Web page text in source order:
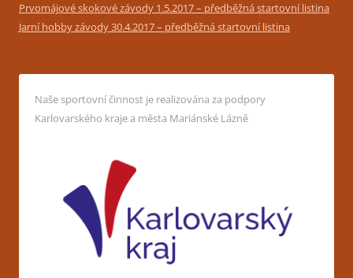
Prvomájové skokové závody 1.5.2017 – předběžná startovní listina
Jarní hobby závody 30.4.2017 – předběžná startovní listina
Naše sportovní činnost je realizována za podpory
Karlovarského kraje a města Mariánské Lázně